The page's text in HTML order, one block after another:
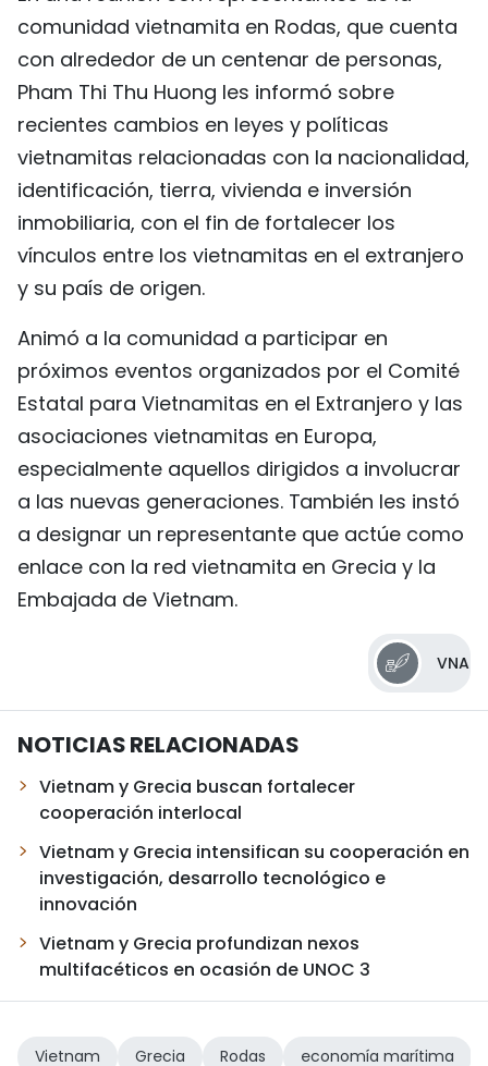
comunidad vietnamita en Rodas, que cuenta
con alrededor de un centenar de personas,
Pham Thi Thu Huong les informó sobre
recientes cambios en leyes y políticas
vietnamitas relacionadas con la nacionalidad,
identificación, tierra, vivienda e inversión
inmobiliaria, con el fin de fortalecer los
vínculos entre los vietnamitas en el extranjero
y su país de origen.
Animó a la comunidad a participar en
próximos eventos organizados por el Comité
Estatal para Vietnamitas en el Extranjero y las
asociaciones vietnamitas en Europa,
especialmente aquellos dirigidos a involucrar
a las nuevas generaciones. También les instó
a designar un representante que actúe como
enlace con la red vietnamita en Grecia y la
Embajada de Vietnam.
VNA
NOTICIAS RELACIONADAS
Vietnam y Grecia buscan fortalecer
cooperación interlocal
Vietnam y Grecia intensifican su cooperación en
investigación, desarrollo tecnológico e
innovación
Vietnam y Grecia profundizan nexos
multifacéticos en ocasión de UNOC 3
Vietnam Grecia Rodas economía marítima